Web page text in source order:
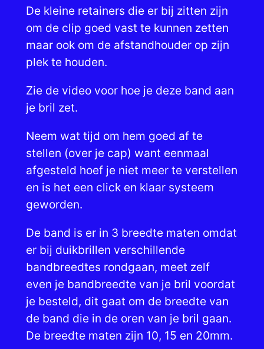
De kleine retainers die er bij zitten zijn
om de clip goed vast te kunnen zetten
maar ook om de afstandhouder op zijn
plek te houden.
Zie de video voor hoe je deze band aan
je bril zet.
Neem wat tijd om hem goed af te
stellen (over je cap) want eenmaal
afgesteld hoef je niet meer te verstellen
en is het een click en klaar systeem
geworden.
De band is er in 3 breedte maten omdat
er bij duikbrillen verschillende
bandbreedtes rondgaan, meet zelf
even je bandbreedte van je bril voordat
je besteld, dit gaat om de breedte van
de band die in de oren van je bril gaan.
De breedte maten zijn 10, 15 en 20mm.